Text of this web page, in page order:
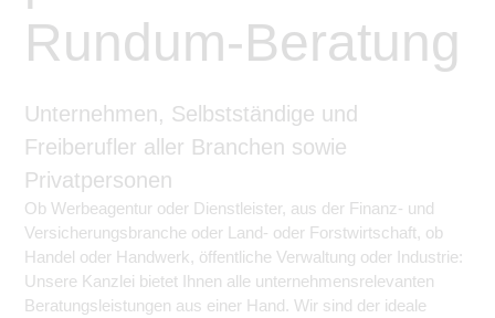
Rundum-Beratung
Unternehmen, Selbstständige und
Freiberufler aller Branchen sowie
Privatpersonen
Ob Werbeagentur oder Dienstleister, aus der Finanz- und
Versicherungsbranche oder Land- oder Forstwirtschaft, ob
Handel oder Handwerk, öffentliche Verwaltung oder Industrie:
Unsere Kanzlei bietet Ihnen alle unternehmensrelevanten
Beratungsleistungen aus einer Hand. Wir sind der ideale